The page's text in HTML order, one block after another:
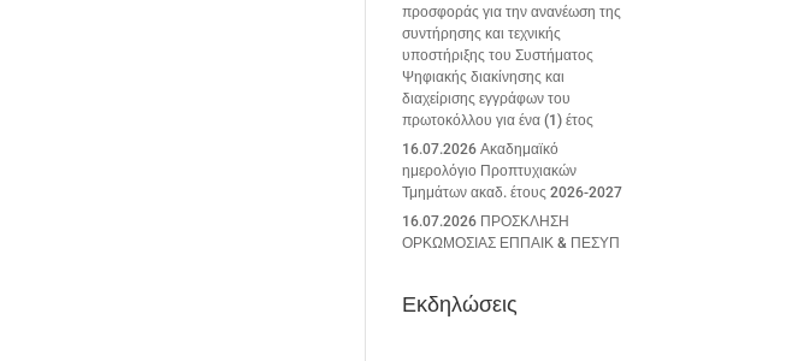
προσφοράς για την ανανέωση της
συντήρησης και τεχνικής
υποστήριξης του Συστήματος
Ψηφιακής διακίνησης και
διαχείρισης εγγράφων του
πρωτοκόλλου για ένα (1) έτος
16.07.2026 Ακαδημαϊκό
ημερολόγιο Προπτυχιακών
Τμημάτων ακαδ. έτους 2026-2027
16.07.2026 ΠΡΟΣΚΛΗΣΗ
ΟΡΚΩΜΟΣΙΑΣ ΕΠΠΑΙΚ & ΠΕΣΥΠ
Εκδηλώσεις